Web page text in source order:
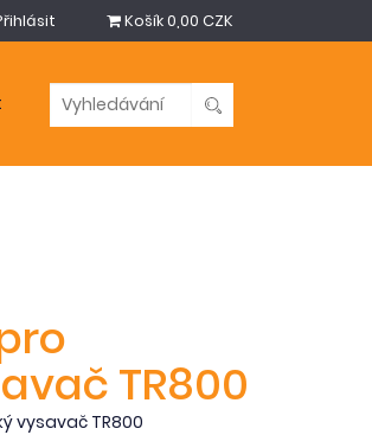
Košík0,00 CZK
TR800
vysavač TR800